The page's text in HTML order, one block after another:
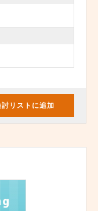
討リスト に追加